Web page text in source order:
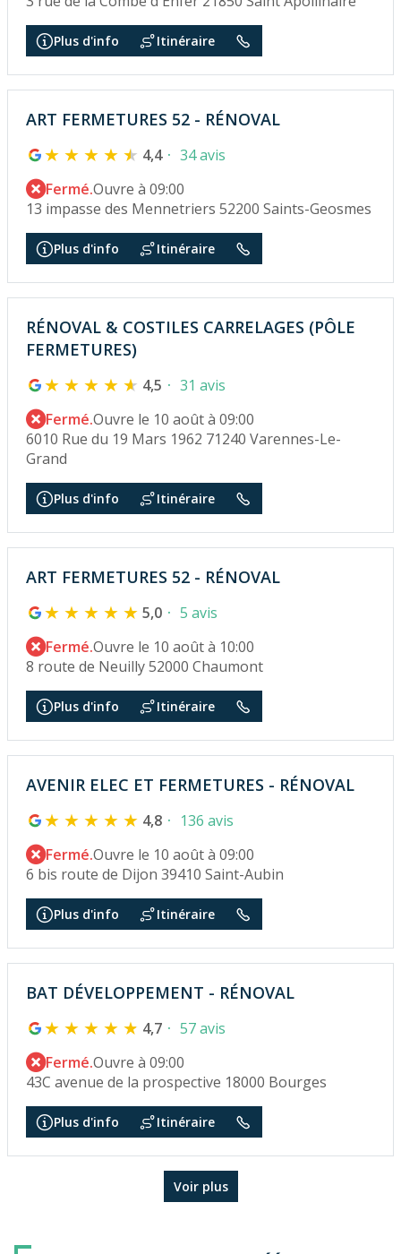
Plus d'info Itinéraire
ART FERMETURES 52 - RÉNOVAL
4,4
34 avis
Fermé.Ouvre à 09:00
13 impasse des Mennetriers 52200 Saints-Geosmes
Plus d'info Itinéraire
RÉNOVAL & COSTILES CARRELAGES (PÔLE
FERMETURES)
4,5
31 avis
Fermé.Ouvre le 10 août à 09:00
6010 Rue du 19 Mars 1962 71240 Varennes-Le-
Grand
Plus d'info Itinéraire
ART FERMETURES 52 - RÉNOVAL
5,0
5 avis
Fermé.Ouvre le 10 août à 10:00
8 route de Neuilly 52000 Chaumont
Plus d'info Itinéraire
AVENIR ELEC ET FERMETURES - RÉNOVAL
4,8
136 avis
Fermé.Ouvre le 10 août à 09:00
6 bis route de Dijon 39410 Saint-Aubin
Plus d'info Itinéraire
BAT DÉVELOPPEMENT - RÉNOVAL
4,7
57 avis
Fermé.Ouvre à 09:00
43C avenue de la prospective 18000 Bourges
Plus d'info Itinéraire
Voir plus